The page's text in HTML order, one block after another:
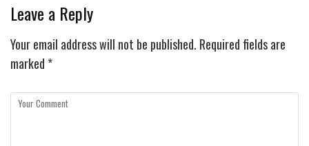
Leave a Reply
Your email address will not be published. Required fields are
marked *